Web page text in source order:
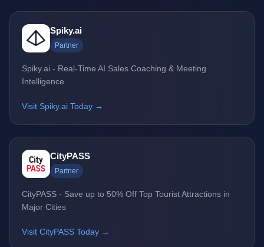
Spiky.ai
Partner
Spiky.ai - Real-Time AI Sales Coaching & Meeting
Intelligence
Visit Spiky.ai Today →
CityPASS
Partner
CityPASS - Save up to 50% Off Top Tourist Attractions in
Major Cities
Visit CityPASS Today →